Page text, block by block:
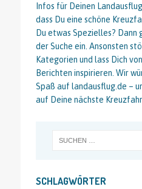
Infos für Deinen
dass Du eine schöne
Du etwas Spezielles? Dann
der Suche ein. Ansonsten
Kategorien und lass Dich
Berichten inspirieren. Wir
Spaß auf landausflug.de –
auf Deine nächste
SCHLAGWÖRTER